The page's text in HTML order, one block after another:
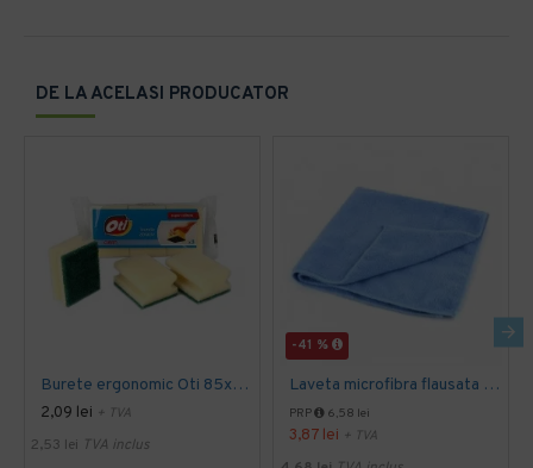
DE LA ACELASI PRODUCATOR
Burete ergonomic Oti 85x65x40 mm, 3 buc
2,09 lei + TVA
2,53 lei TVA inclus
-41 %
Laveta microfibra flausata de suprafete 40x40cm, PRIMA
PRP 6,58 lei
3,87 lei + TVA